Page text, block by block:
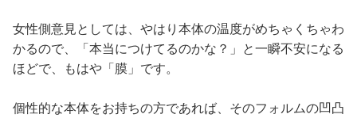
女性側意見としては、やはり本体の温度がめちゃくちゃわ
かるので、「本当につけてるのかな？」と一瞬不安になる
ほどで、もはや「膜」です。
個性的な本体をお持ちの方であれば、そのフォルムの凹凸